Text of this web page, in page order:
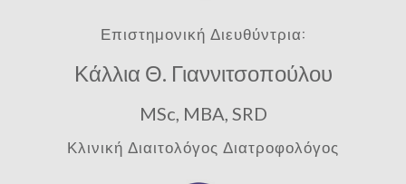
Επιστημονική Διευθύντρια:
Κάλλια Θ. Γιαννιτσοπούλου
MSc, MBA, SRD
Κλινική Διαιτολόγος Διατροφολόγος